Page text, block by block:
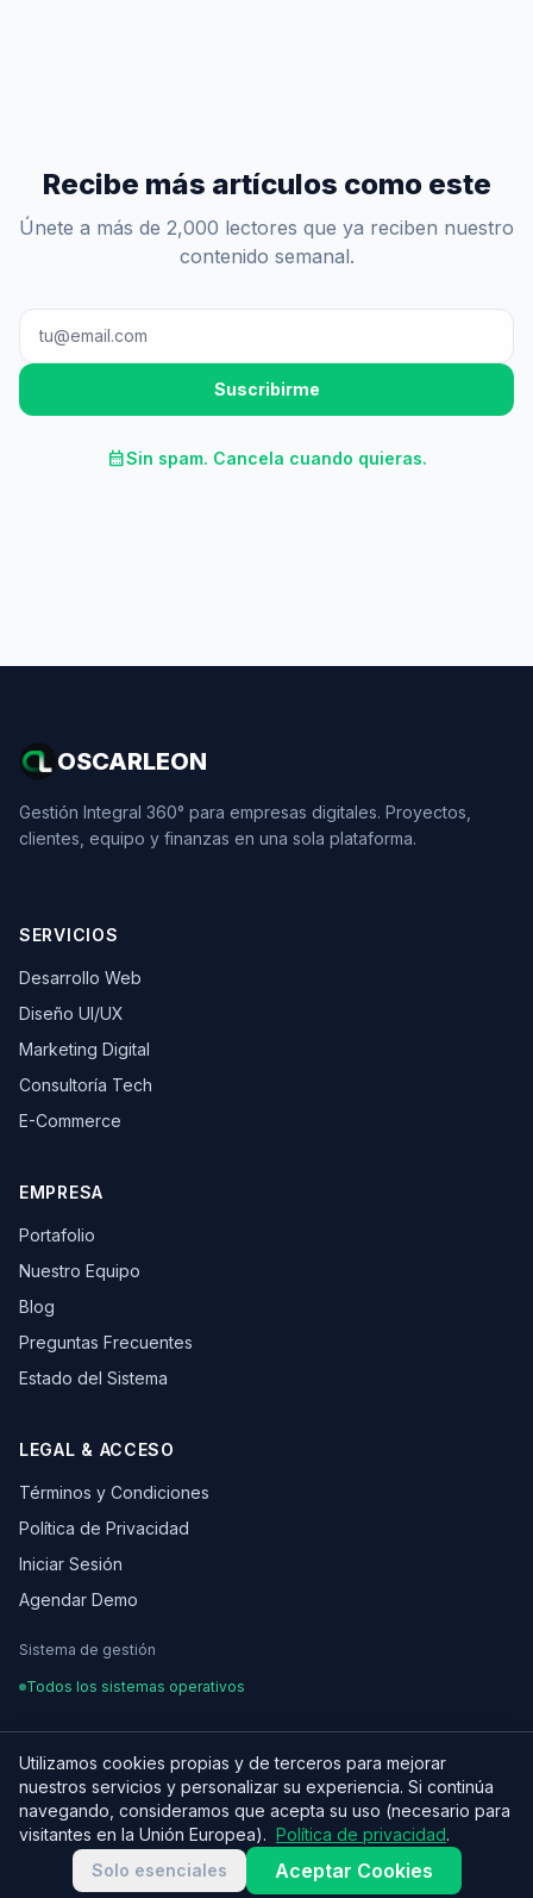
Recibe más artículos como este
Únete a más de 2,000 lectores que ya reciben nuestro
contenido semanal.
Suscribirme
calendar_monthSin spam. Cancela cuando quieras.
OSCARLEON
Gestión Integral 360° para empresas digitales. Proyectos,
clientes, equipo y finanzas en una sola plataforma.
SERVICIOS
Desarrollo Web
Diseño UI/UX
Marketing Digital
Consultoría Tech
E-Commerce
EMPRESA
Portafolio
Nuestro Equipo
Blog
Preguntas Frecuentes
Estado del Sistema
LEGAL & ACCESO
Términos y Condiciones
Política de Privacidad
Iniciar Sesión
Agendar Demo
Sistema de gestión
Todos los sistemas operativos
© 2026 OSCARLEON. Todos los derechos reservados.
Hecho con ♥ para equipos digitales en LATAM
¿Hablamos de tu proyecto?
Utilizamos cookies propias y de terceros para mejorar
nuestros servicios y personalizar su experiencia. Si continúa
navegando, consideramos que acepta su uso (necesario para
visitantes en la Unión Europea). Política de privacidad.
Solo esenciales
Aceptar Cookies